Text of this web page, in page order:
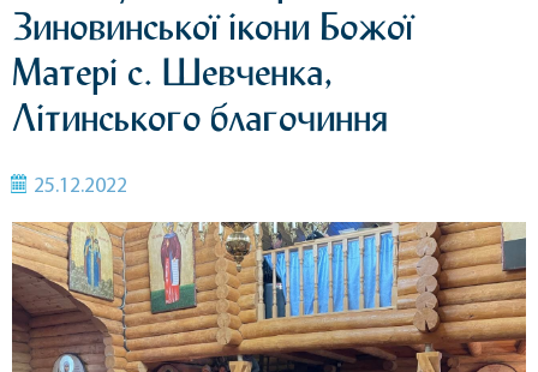
Зиновинської ікони Божої
Матері с. Шевченка,
Літинського благочиння
25.12.2022